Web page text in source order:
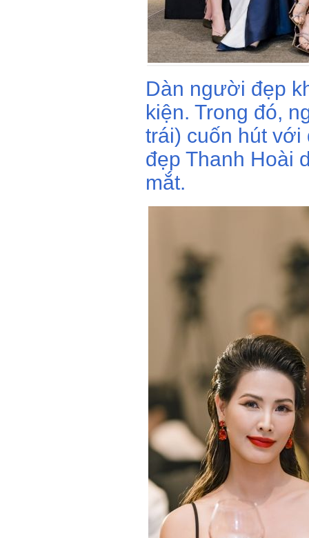
Dàn người đẹp
kiện. Trong đó,
trái) cuốn hút
đẹp Thanh Hoài
mắt.